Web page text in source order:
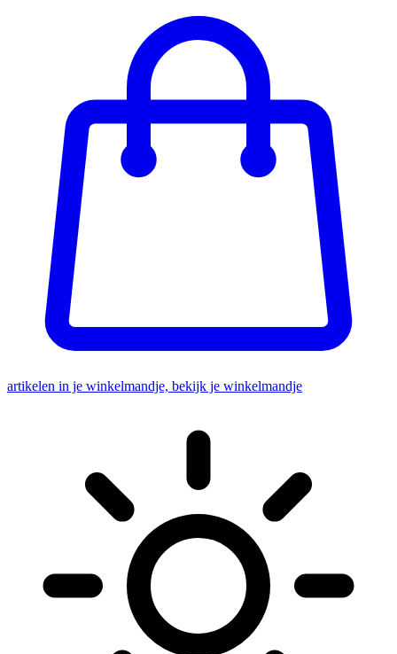
artikelen in je winkelmandje, bekijk je winkelmandje